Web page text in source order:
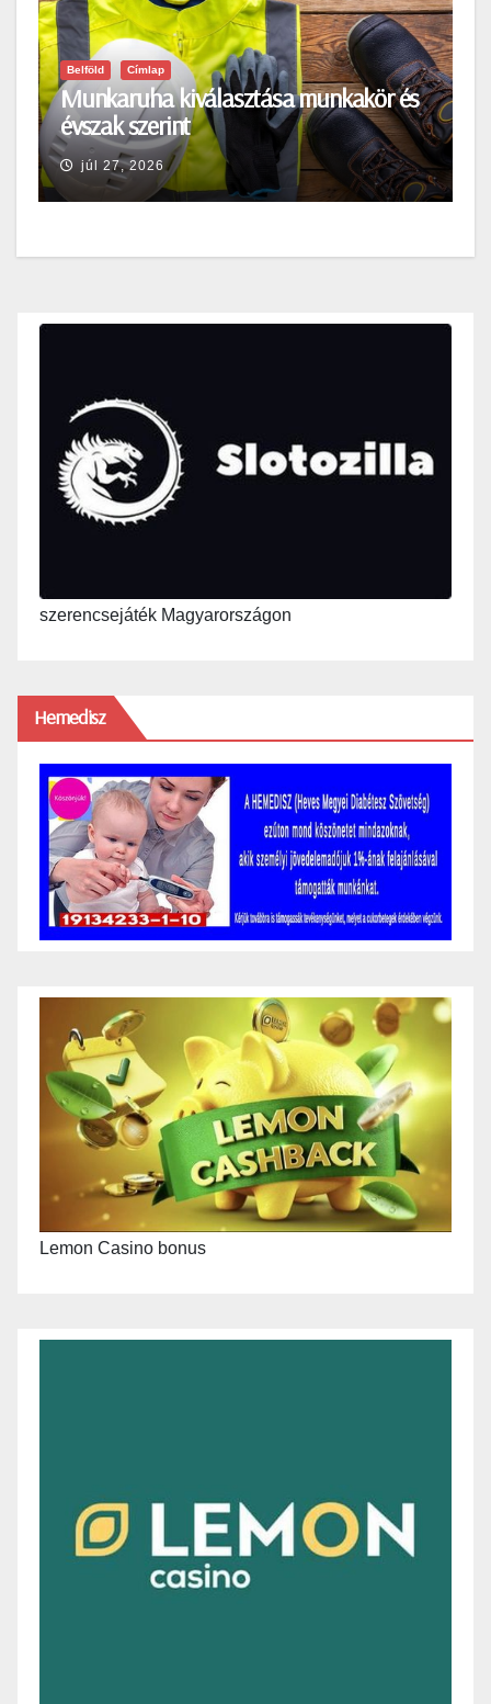
Belföld Címlap
Munkaruha kiválasztása munkakör és
évszak szerint
júl 27, 2026
szerencsejáték Magyarországon
Hemedisz
Lemon Casino bonus